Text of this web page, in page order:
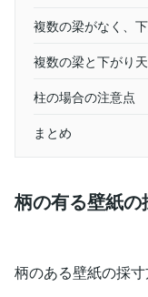
複数の梁がなく、
複数の梁と下がり
柱の場合の注意点
まとめ
柄の有る壁紙の
柄のある壁紙の採寸